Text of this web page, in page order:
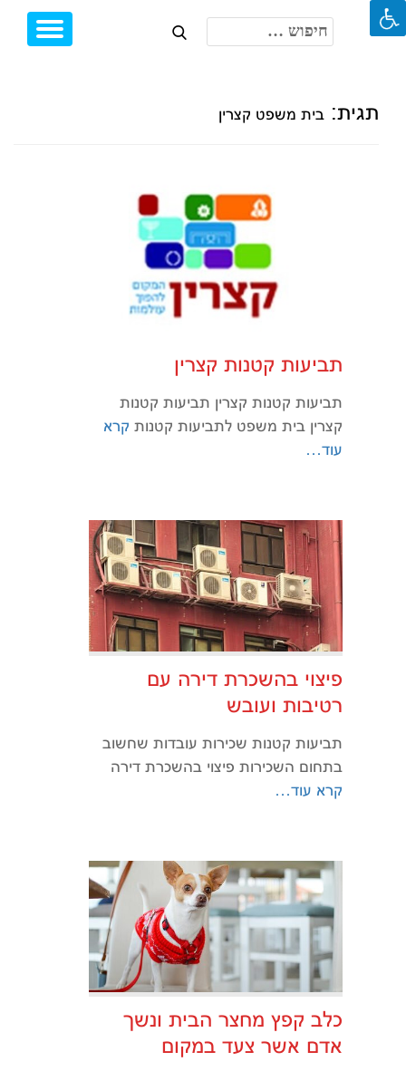
חיפוש:
תגית: בית משפט קצרין
תביעות קטנות קצרין
תביעות קטנות קצרין תביעות קטנות
קצרין בית משפט לתביעות קטנות קרא
עוד…
פיצוי בהשכרת דירה עם
רטיבות ועובש
תביעות קטנות שכירות עובדות שחשוב
בתחום השכירות פיצוי בהשכרת דירה
קרא עוד…
כלב קפץ מחצר הבית ונשך
אדם אשר צעד במקום